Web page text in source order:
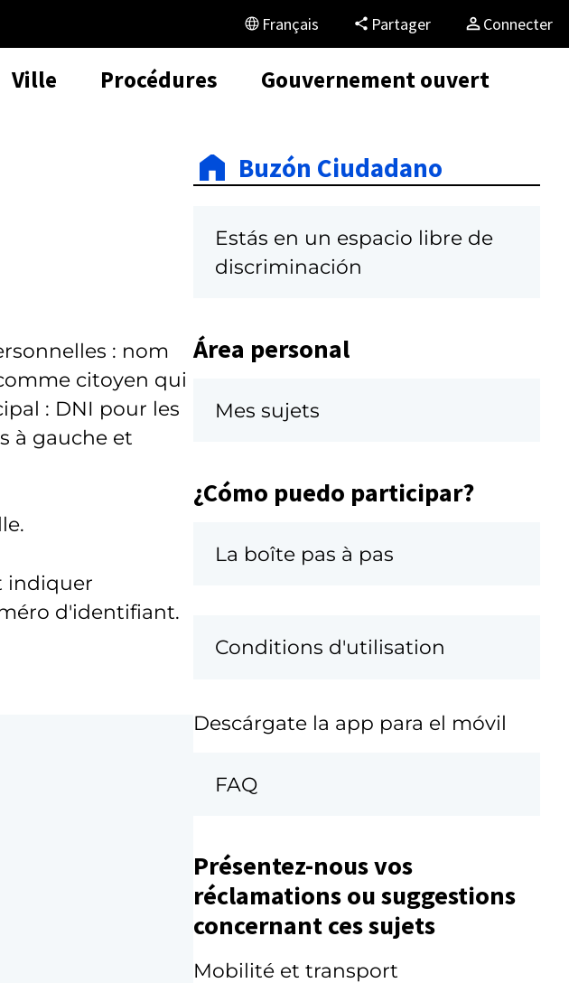
Français Partager Connecter
Ville Procédures Gouvernement ouvert
: nom
citoyen qui
: DNI pour les
à gauche et
indiquer
d'identifiant.
Buzón Ciudadano
Estás en un espacio libre de
discriminación
Área personal
Mes sujets
¿Cómo puedo participar?
La boîte pas à pas
Conditions d'utilisation
Descárgate la app para el móvil
FAQ
Présentez-nous vos
réclamations ou suggestions
concernant ces sujets
Mobilité et transport